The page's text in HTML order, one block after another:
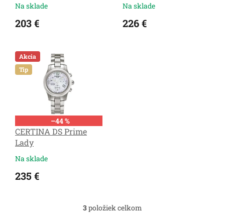
Na sklade
203 €
Na sklade
226 €
Akcia
Tip
–44 %
CERTINA DS Prime
Lady
Na sklade
235 €
O
3položiek celkom